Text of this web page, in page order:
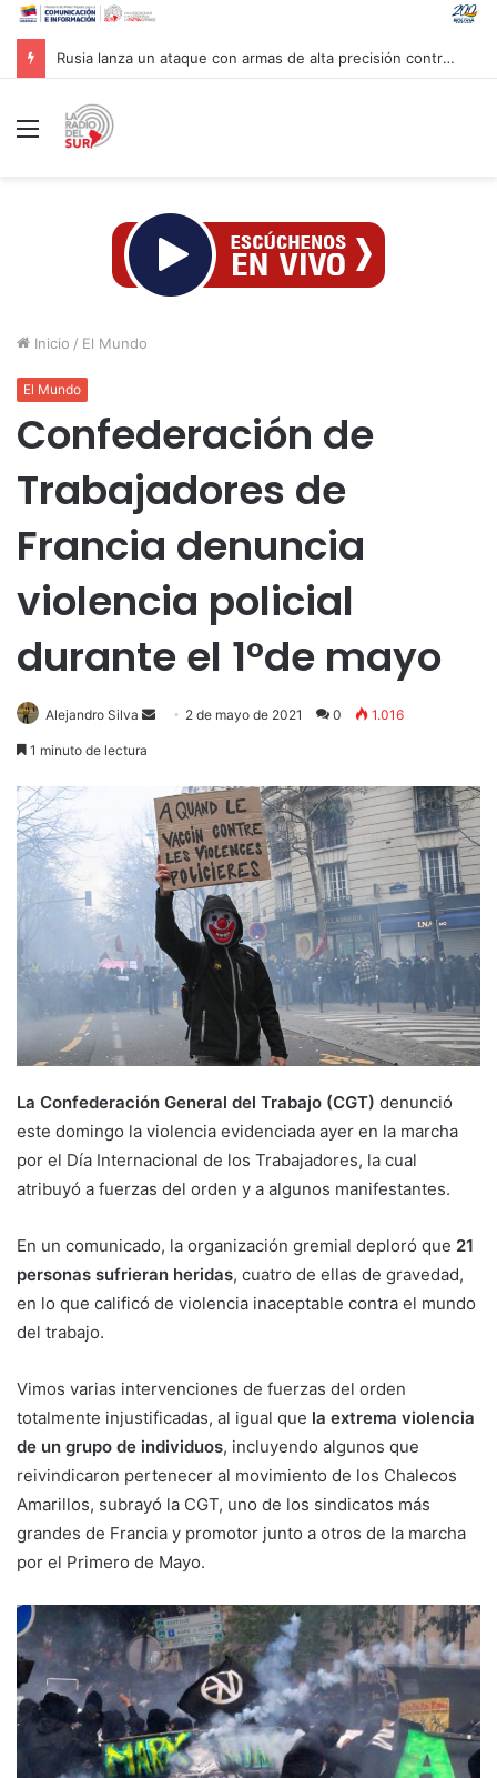
Rusia lanza un ataque con armas de alta precisión contra la industria militar en Kiev
Menú
Inicio / El Mundo
El Mundo
Confederación de
Trabajadores de
Francia denuncia
violencia policial
durante el 1°de mayo
Alejandro Silva
Send 2 de mayo de 2021 0 1.016
1 minuto de lectura
La Confederación General del Trabajo (CGT) denunció
este domingo la violencia evidenciada ayer en la marcha
por el Día Internacional de los Trabajadores, la cual
atribuyó a fuerzas del orden y a algunos manifestantes.
En un comunicado, la organización gremial deploró que 21
personas sufrieran heridas, cuatro de ellas de gravedad,
en lo que calificó de violencia inaceptable contra el mundo
del trabajo.
Vimos varias intervenciones de fuerzas del orden
totalmente injustificadas, al igual que la extrema violencia
de un grupo de individuos, incluyendo algunos que
reivindicaron pertenecer al movimiento de los Chalecos
Amarillos, subrayó la CGT, uno de los sindicatos más
grandes de Francia y promotor junto a otros de la marcha
por el Primero de Mayo.